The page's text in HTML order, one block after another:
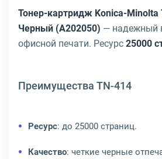
Тонер-картридж Konica-
Черный (A202050) — надежный
офисной печати. Ресурс 25000
Преимущества TN-414
Ресурс: до 25000 страниц.
Качество: четкие черные